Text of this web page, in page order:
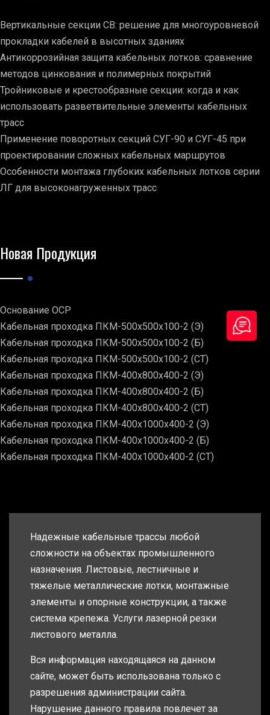
Вертикальные секции СВ: решение для многоуровневой
прокладки кабелей в высотных зданиях
Антикоррозийная защита кабельных лотков: сравнение
методов цинкования и полимерных покрытий
Тройниковые и крестообразные секции: когда и как
использовать разветвительные элементы кабельных
трасс
Применение поворотных секций СУГ-90 и СУГ-45 при
проектировании сложных кабельных маршрутов
Особенности монтажа глубоких кабельных лотков серии
ЛГ для высоконагруженных трасс
Новая Продукция
Основание ОСР
Кабельная проходка ПКМ-500х500х100-2 (Э)
Кабельная проходка ПКМ-500х500х100-2 (Б)
Кабельная проходка ПКМ-500х500х100-2 (СТ)
Кабельная проходка ПКМ-400х800х400-2 (Э)
Кабельная проходка ПКМ-400х800х400-2 (Б)
Кабельная проходка ПКМ-400х800х400-2 (СТ)
Кабельная проходка ПКМ-400х1000х400-2 (Э)
Кабельная проходка ПКМ-400х1000х400-2 (Б)
Кабельная проходка ПКМ-400х1000х400-2 (СТ)
Надежные кабельные трассы любой
сложности на объектах промышленного
назначения. Листовые, лестничные и
тяжелые металлические лотки, монтажные
элементы и опорные конструкции, а также
система крепежа. Услуги лазерной резки
листового металла.
Вся информация находящаяся на данном
сайте, может быть использована только с
разрешения администрации сайта.
Нарушение данного правила повлечет за